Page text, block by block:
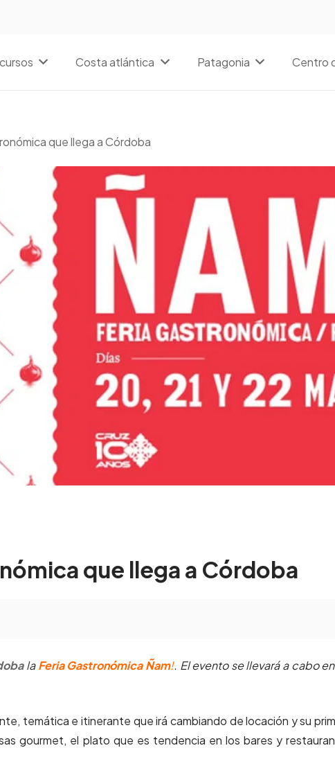
Costa atlántica Patagonia Centro
que llega a Córdoba
que llega a Córdoba
laFeria GastronómicaÑam!. El evento se llevará a cabo
temática e itinerante que irá cambiando de locación y su
gourmet, el plato que es tendencia en los bares y